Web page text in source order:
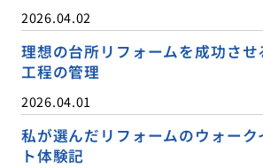
2026.04.02
理想の台所リフォームを成功させ
工程の管理
2026.04.01
私が選んだリフォームのウォーク
ト体験記